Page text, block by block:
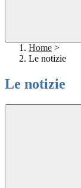
Home >
Le notizie
Le notizie